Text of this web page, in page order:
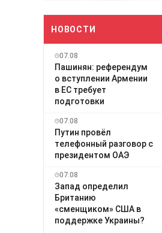
НОВОСТИ
07.08
Пашинян: референдум
о вступлении Армении
в ЕС требует
подготовки
07.08
Путин провёл
телефонный разговор с
президентом ОАЭ
07.08
Запад определил
Британию
«сменщиком» США в
поддержке Украины?